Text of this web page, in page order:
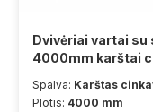
Dvivėriai vartai su
4000mm karštai
Spalva: Karštas
Plotis: 4000 mm